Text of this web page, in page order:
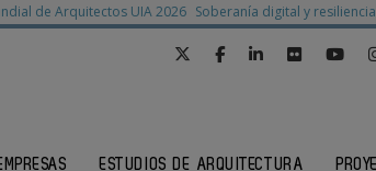
de Arquitectos UIA 2026 Soberanía digital y
ESTUDIOS DE ARQUITECTURA